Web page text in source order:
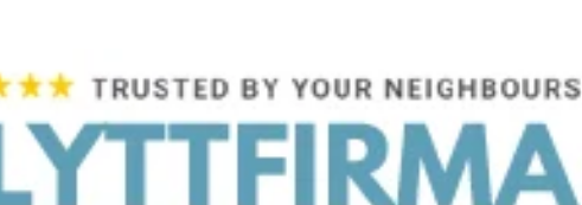
Varför Anlita Oss?